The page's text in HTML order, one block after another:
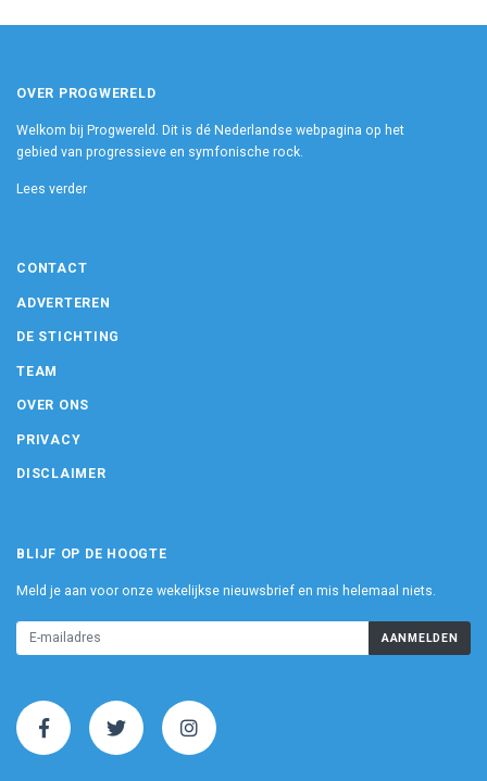
OVER PROGWERELD
Welkom bij Progwereld. Dit is dé Nederlandse webpagina op het
gebied van progressieve en symfonische rock.
Lees verder
CONTACT
ADVERTEREN
DE STICHTING
TEAM
OVER ONS
PRIVACY
DISCLAIMER
BLIJF OP DE HOOGTE
Meld je aan voor onze wekelijkse nieuwsbrief en mis helemaal niets.
AANMELDEN